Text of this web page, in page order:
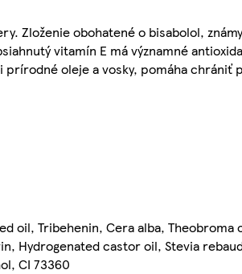
Zloženie obohatené o bisabolol,
vitamín E má významné
prírodné oleje a vosky, pomáha chrániť
oil, Tribehenin, Cera alba, Theobroma
Hydrogenated castor oil, Stevia
CI 73360